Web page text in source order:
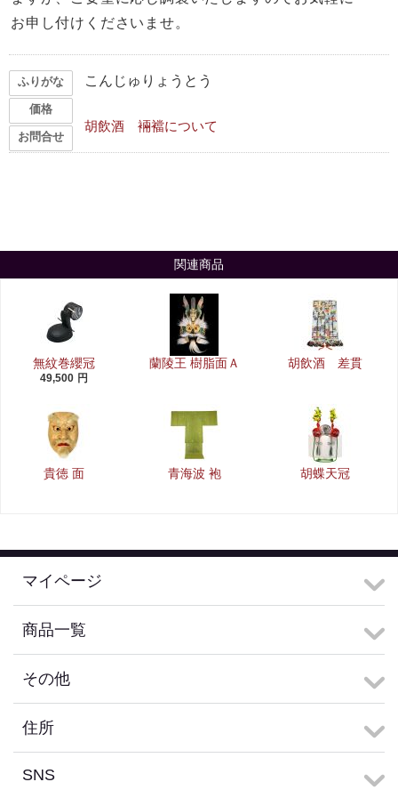
お申し付けくださいませ。
ふりがな こんじゅりょうとう
価格
お問合せ
胡飲酒 裲襠について
関連商品
無紋巻纓冠
49,500 円
蘭陵王 樹脂面Ａ 胡飲酒 差貫
貴徳 面 青海波 袍 胡蝶天冠
マイページ
商品一覧
その他
住所
SNS